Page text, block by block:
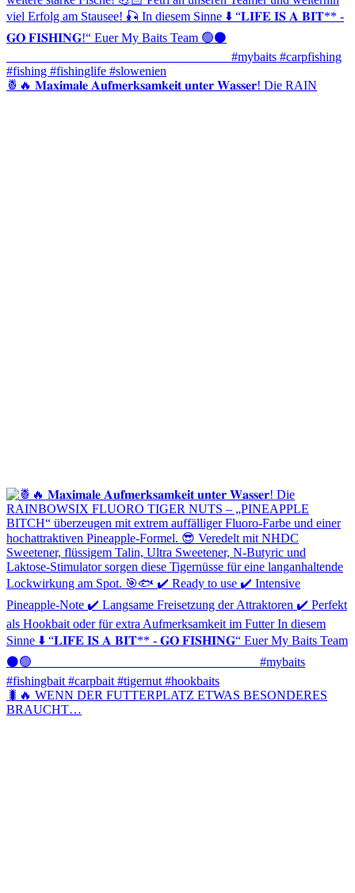
🍍🔥 𝐌𝐚𝐱𝐢𝐦𝐚𝐥𝐞 𝐀𝐮𝐟𝐦𝐞𝐫𝐤𝐬𝐚𝐦𝐤𝐞𝐢𝐭 𝐮𝐧𝐭𝐞𝐫 𝐖𝐚𝐬𝐬𝐞𝐫! Die RAIN
🐛🔥 WENN DER FUTTERPLATZ ETWAS BESONDERES
BRAUCHT…